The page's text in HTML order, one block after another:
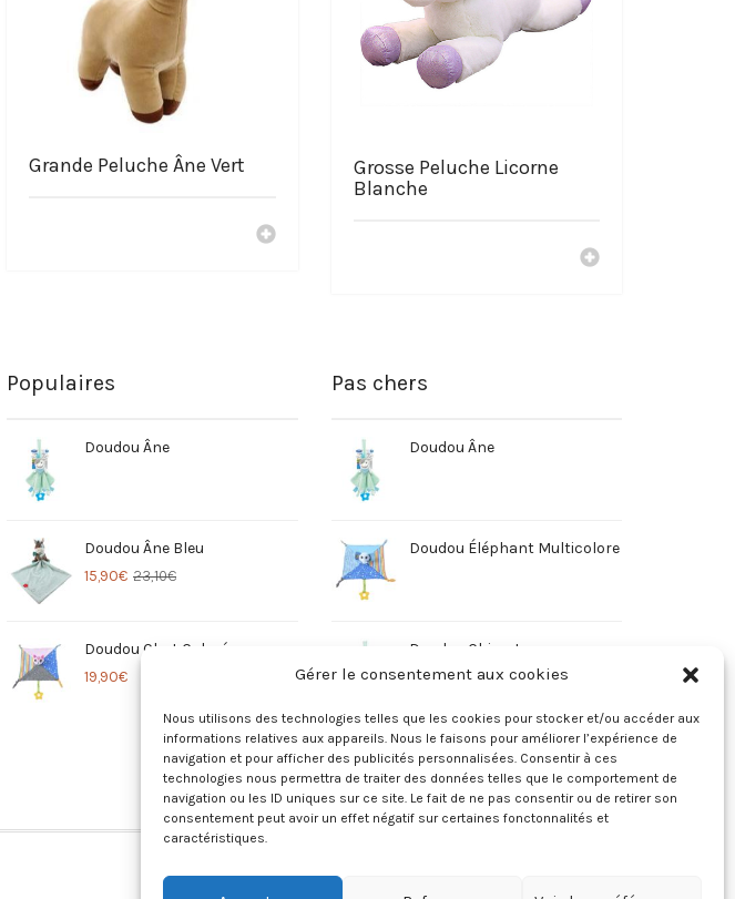
Gérer le consentement aux cookies
Nous utilisons des technologies telles que les cookies pour stocker et/ou accéder aux
informations relatives aux appareils. Nous le faisons pour améliorer l’expérience de
navigation et pour afficher des publicités personnalisées. Consentir à ces
technologies nous permettra de traiter des données telles que le comportement de
navigation ou les ID uniques sur ce site. Le fait de ne pas consentir ou de retirer son
consentement peut avoir un effet négatif sur certaines fonctonnalités et
caractéristiques.
Grande Peluche Âne Vert
Grosse Peluche Licorne
Blanche
Populaires
Doudou Âne
Doudou Âne Bleu
23,10€
15,90€
Doudou Chat Coloré
19,90€
Pas chers
Doudou Âne
Doudou Éléphant Multicolore
Doudou Chien Jaune